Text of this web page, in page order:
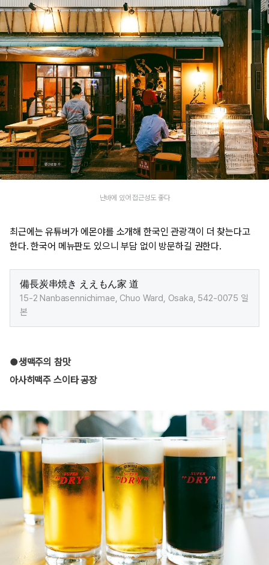
난바에 있어 접근성도 좋다
최근에는 유튜버가 에몬야를 소개해 한국인 관광객이 더 찾는다고
한다. 한국어 메뉴판도 있으니 부담 없이 방문하길 권한다.
備長炭串焼き ええもん家 道
15-2 Nanbasennichimae, Chuo Ward, Osaka, 542-0075 일
본​
●생맥주의 참맛
아사히맥주 스이타 공장